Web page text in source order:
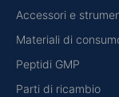
Accessori e
Materiali di
Peptidi GMP
Parti di ricambio